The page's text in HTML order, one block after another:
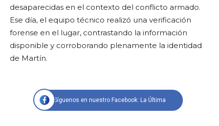
desaparecidas en el contexto del conflicto armado.
Ese día, el equipo técnico realizó una verificación
forense en el lugar, contrastando la información
disponible y corroborando plenamente la identidad
de Martín.
Síguenos en nuestro Facebook: La Última